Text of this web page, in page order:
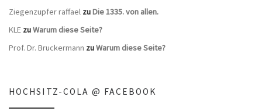
Ziegenzupfer raffael zuDie 1335. von allen.
KLE zuWarum diese Seite?
Prof. Dr. Bruckermann zuWarum diese Seite?
HOCHSITZ-COLA @ FACEBOOK